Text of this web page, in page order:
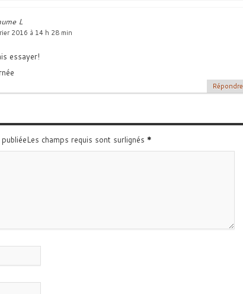
L
2016 à 14 h 28 min
essayer!
Répondre
champs requis sont surlignés *